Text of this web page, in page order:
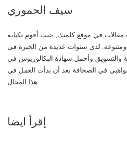
سيف الحموري
مقالات في موقع كلمتك, حيث أقوم بكتابة
ومتنوعة. لدي سنوات عديدة من الخبرة في
والتسويق وأحمل شهادة البكالوريوس في
في الصحافة بعد أن بدأت العمل في
إقرأ ايضا